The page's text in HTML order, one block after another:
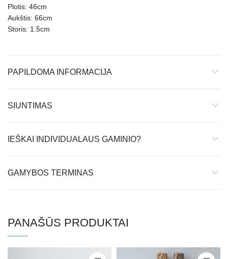
Plotis: 46cm
Aukštis: 66cm
Storis: 1.5cm
PAPILDOMA INFORMACIJA
SIUNTIMAS
IEŠKAI INDIVIDUALAUS GAMINIO?
GAMYBOS TERMINAS
PANAŠŪS PRODUKTAI